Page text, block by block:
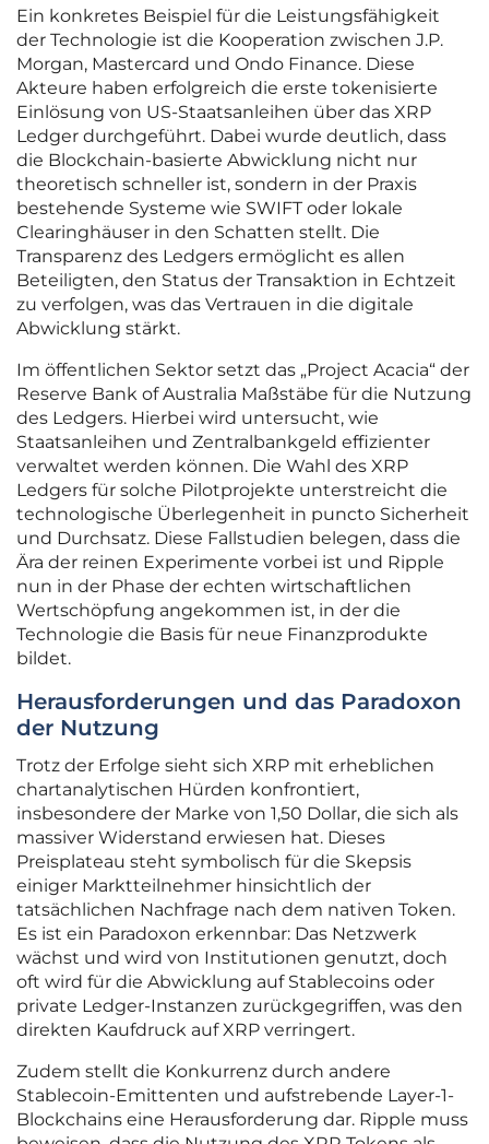
Ein konkretes Beispiel für die Leistungsfähigkeit
der Technologie ist die Kooperation zwischen J.P.
Morgan, Mastercard und Ondo Finance. Diese
Akteure haben erfolgreich die erste tokenisierte
Einlösung von US-Staatsanleihen über das XRP
Ledger durchgeführt. Dabei wurde deutlich, dass
die Blockchain-basierte Abwicklung nicht nur
theoretisch schneller ist, sondern in der Praxis
bestehende Systeme wie SWIFT oder lokale
Clearinghäuser in den Schatten stellt. Die
Transparenz des Ledgers ermöglicht es allen
Beteiligten, den Status der Transaktion in Echtzeit
zu verfolgen, was das Vertrauen in die digitale
Abwicklung stärkt.
Im öffentlichen Sektor setzt das „Project Acacia“ der
Reserve Bank of Australia Maßstäbe für die Nutzung
des Ledgers. Hierbei wird untersucht, wie
Staatsanleihen und Zentralbankgeld effizienter
verwaltet werden können. Die Wahl des XRP
Ledgers für solche Pilotprojekte unterstreicht die
technologische Überlegenheit in puncto Sicherheit
und Durchsatz. Diese Fallstudien belegen, dass die
Ära der reinen Experimente vorbei ist und Ripple
nun in der Phase der echten wirtschaftlichen
Wertschöpfung angekommen ist, in der die
Technologie die Basis für neue Finanzprodukte
bildet.
Herausforderungen und das Paradoxon
der Nutzung
Trotz der Erfolge sieht sich XRP mit erheblichen
chartanalytischen Hürden konfrontiert,
insbesondere der Marke von 1,50 Dollar, die sich als
massiver Widerstand erwiesen hat. Dieses
Preisplateau steht symbolisch für die Skepsis
einiger Marktteilnehmer hinsichtlich der
tatsächlichen Nachfrage nach dem nativen Token.
Es ist ein Paradoxon erkennbar: Das Netzwerk
wächst und wird von Institutionen genutzt, doch
oft wird für die Abwicklung auf Stablecoins oder
private Ledger-Instanzen zurückgegriffen, was den
direkten Kaufdruck auf XRP verringert.
Zudem stellt die Konkurrenz durch andere
Stablecoin-Emittenten und aufstrebende Layer-1-
Blockchains eine Herausforderung dar. Ripple muss